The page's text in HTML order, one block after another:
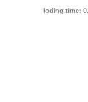
loding time: